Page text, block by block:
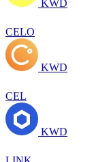
KWD
CELO
KWD
CEL
KWD